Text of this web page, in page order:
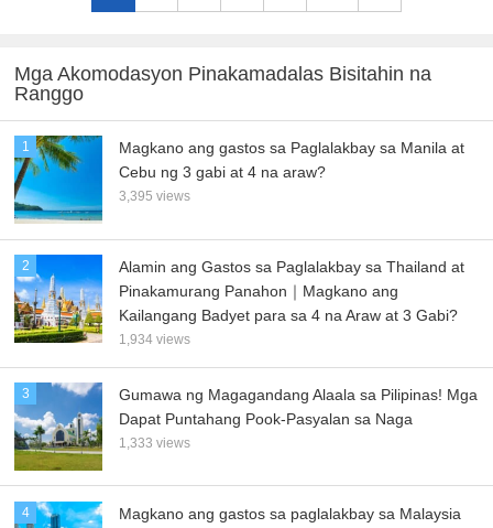
Mga Akomodasyon Pinakamadalas Bisitahin na
Ranggo
1
Magkano ang gastos sa Paglalakbay sa Manila at
Cebu ng 3 gabi at 4 na araw?
3,395 views
2
Alamin ang Gastos sa Paglalakbay sa Thailand at
Pinakamurang Panahon｜Magkano ang
Kailangang Badyet para sa 4 na Araw at 3 Gabi?
1,934 views
3
Gumawa ng Magagandang Alaala sa Pilipinas! Mga
Dapat Puntahang Pook-Pasyalan sa Naga
1,333 views
4 Magkano ang gastos sa paglalakbay sa Malaysia